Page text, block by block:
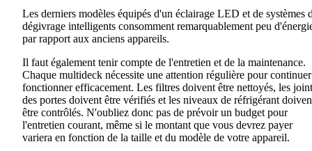
Les derniers modèles équipés d'un éclairage LED et de systèmes
dégivrage intelligents consomment remarquablement peu
par rapport aux anciens appareils.
Il faut également tenir compte de l'entretien et de la maintenance.
Chaque multideck nécessite une attention régulière pour
fonctionner efficacement. Les filtres doivent être nettoyés, les
des portes doivent être vérifiés et les niveaux de réfrigérant
être contrôlés. N'oubliez donc pas de prévoir un budget pour
l'entretien courant, même si le montant que vous devrez payer
variera en fonction de la taille et du modèle de votre appareil.